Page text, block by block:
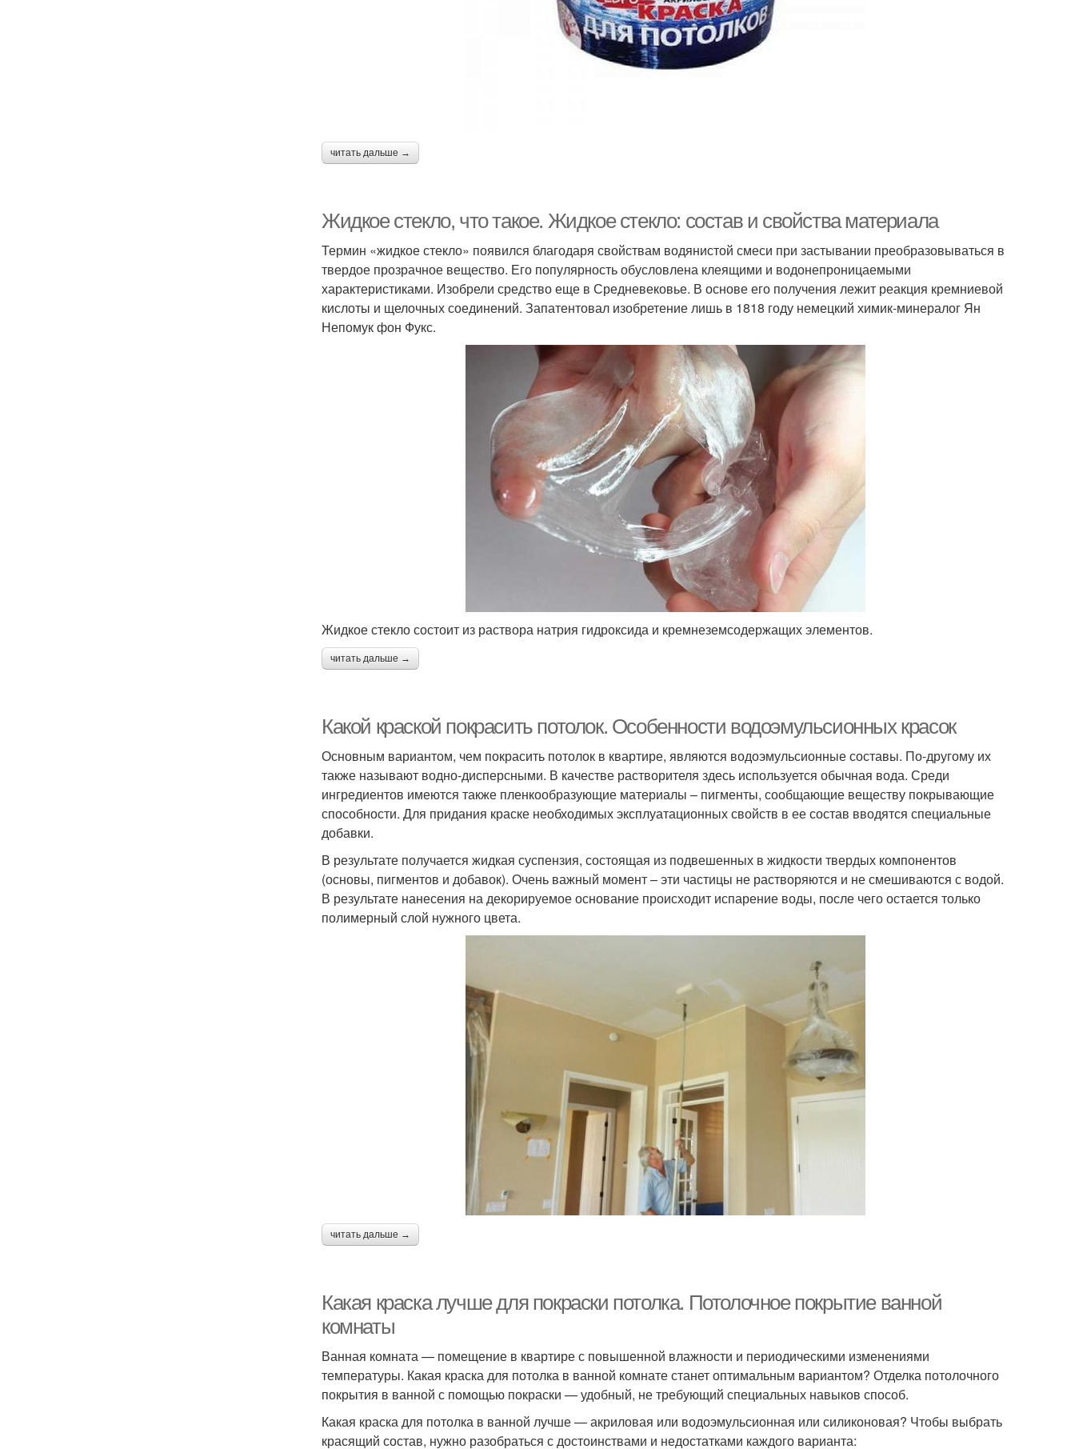
читать дальше →
Жидкое стекло, что такое. Жидкое стекло: состав и свойства материала
Термин «жидкое стекло» появился благодаря свойствам водянистой смеси при застывании преобразовываться в
твердое прозрачное вещество. Его популярность обусловлена клеящими и водонепроницаемыми
характеристиками. Изобрели средство еще в Средневековье. В основе его получения лежит реакция кремниевой
кислоты и щелочных соединений. Запатентовал изобретение лишь в 1818 году немецкий химик-минералог Ян
Непомук фон Фукс.
Жидкое стекло состоит из раствора натрия гидроксида и кремнеземсодержащих элементов.
читать дальше →
Какой краской покрасить потолок. Особенности водоэмульсионных красок
Основным вариантом, чем покрасить потолок в квартире, являются водоэмульсионные составы. По-другому их
также называют водно-дисперсными. В качестве растворителя здесь используется обычная вода. Среди
ингредиентов имеются также пленкообразующие материалы – пигменты, сообщающие веществу покрывающие
способности. Для придания краске необходимых эксплуатационных свойств в ее состав вводятся специальные
добавки.
В результате получается жидкая суспензия, состоящая из подвешенных в жидкости твердых компонентов
(основы, пигментов и добавок). Очень важный момент – эти частицы не растворяются и не смешиваются с водой.
В результате нанесения на декорируемое основание происходит испарение воды, после чего остается только
полимерный слой нужного цвета.
читать дальше →
Какая краска лучше для покраски потолка. Потолочное покрытие ванной
комнаты
Ванная комната — помещение в квартире с повышенной влажности и периодическими изменениями
температуры. Какая краска для потолка в ванной комнате станет оптимальным вариантом? Отделка потолочного
покрытия в ванной с помощью покраски — удобный, не требующий специальных навыков способ.
Какая краска для потолка в ванной лучше — акриловая или водоэмульсионная или силиконовая? Чтобы выбрать
красящий состав, нужно разобраться с достоинствами и недостатками каждого варианта: